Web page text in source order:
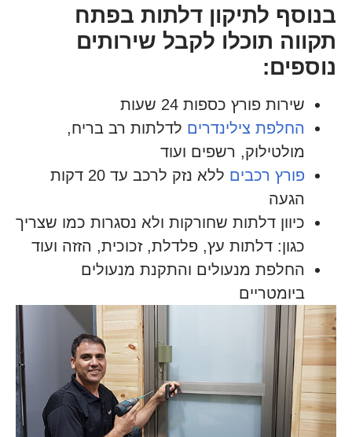
בנוסף לתיקון דלתות בפתח
תקווה תוכלו לקבל שירותים
נוספים:
שירות פורץ כספות 24 שעות
החלפת צילינדרים לדלתות רב בריח,
מולטילוק, רשפים ועוד
פורץ רכבים
ללא נזק לרכב עד 20 דקות
הגעה
כיוון דלתות שחורקות ולא נסגרות כמו שצריך
כגון: דלתות עץ, פלדלת, זכוכית, הזזה ועוד
החלפת מנעולים והתקנת מנעולים
ביומטריים